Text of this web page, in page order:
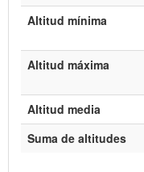
Altitud mínima
Altitud máxima
Altitud media
Suma de altitudes